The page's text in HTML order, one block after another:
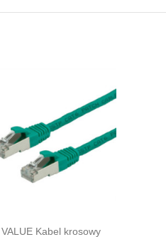
VALUE Kabel krosowy